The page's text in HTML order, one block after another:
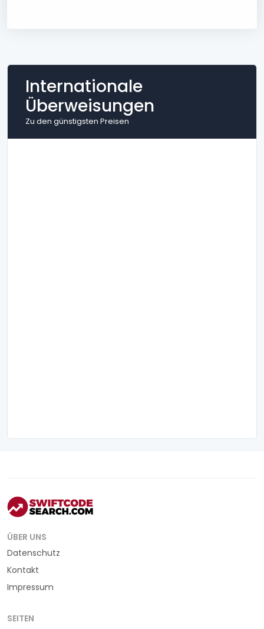
Internationale
Überweisungen
Zu den günstigsten Preisen
ÜBER UNS
Datenschutz
Kontakt
Impressum
SEITEN